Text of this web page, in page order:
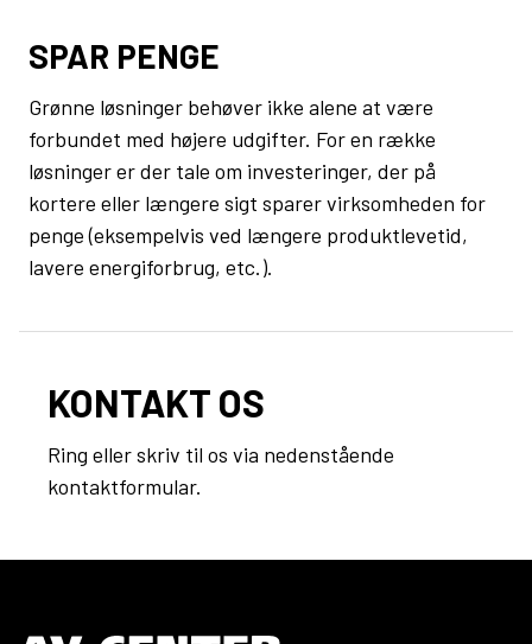
SPAR PENGE
Grønne løsninger behøver ikke alene at være
forbundet med højere udgifter. For en række
løsninger er der tale om investeringer, der på
kortere eller længere sigt sparer virksomheden for
penge (eksempelvis ved længere produktlevetid,
lavere energiforbrug, etc.).
KONTAKT OS
Ring eller skriv til os via nedenstående
kontaktformular.